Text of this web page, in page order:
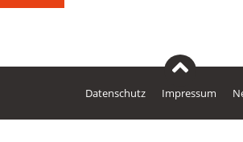
Datenschutz Impressum